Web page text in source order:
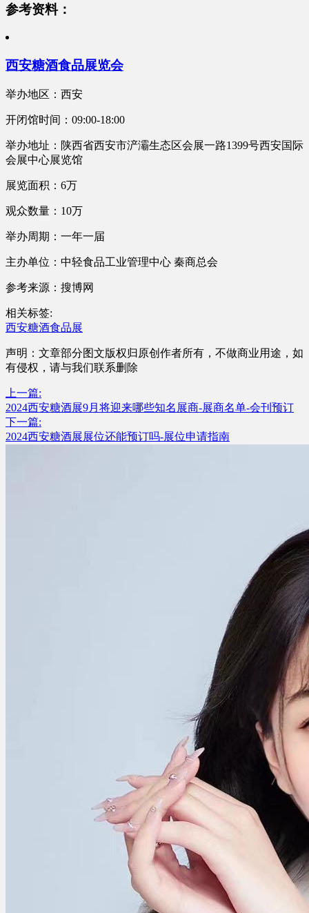
参考资料：
西安糖酒食品展览会
举办地区：西安
开闭馆时间：09:00-18:00
举办地址：陕西省西安市浐灞生态区会展一路1399号西安国际
会展中心展览馆
展览面积：6万
观众数量：10万
举办周期：一年一届
主办单位：中轻食品工业管理中心 秦商总会
参考来源：搜博网
相关标签:
西安糖酒食品展
声明：文章部分图文版权归原创作者所有，不做商业用途，如
有侵权，请与我们联系删除
上一篇:
2024西安糖酒展9月将迎来哪些知名展商-展商名单-会刊预订
下一篇:
2024西安糖酒展展位还能预订吗-展位申请指南